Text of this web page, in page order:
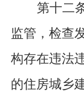
第十二
监管，检查
构存在违法
的住房城乡